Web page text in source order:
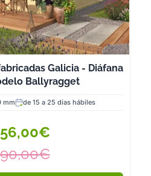
Galicia - Diáfana
Ballyragget
mm de 15 a 25 días hábiles